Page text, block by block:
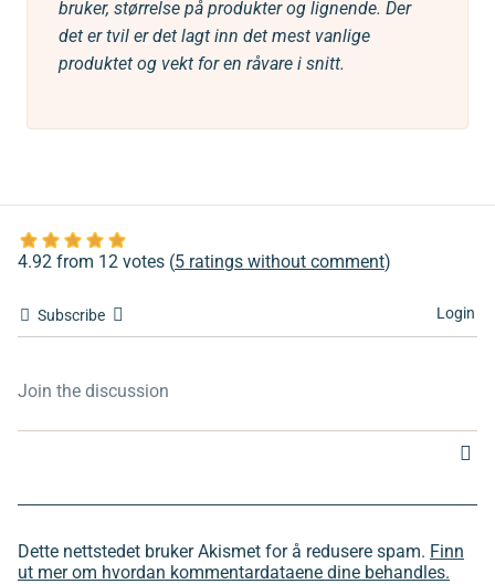
bruker, størrelse på produkter og lignende. Der
det er tvil er det lagt inn det mest vanlige
produktet og vekt for en råvare i snitt.
4.92 from 12 votes (5 ratings without comment)
Subscribe Login
Dette nettstedet bruker Akismet for å redusere spam. Finn
ut mer om hvordan kommentardataene dine behandles.